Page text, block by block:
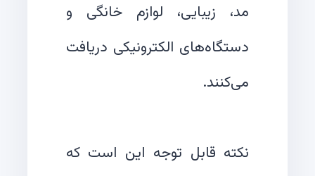
مد، زیبایی، لوازم خانگی و
دستگاه‌های الکترونیکی دریافت
نکته قابل توجه این است که